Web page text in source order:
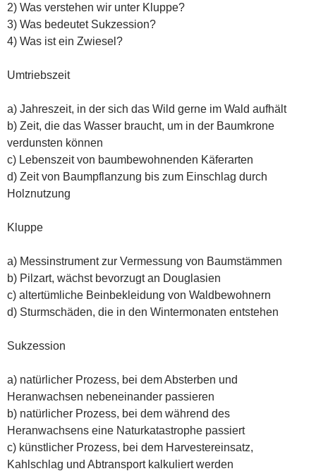
2) Was verstehen wir unter Kluppe?
3) Was bedeutet Sukzession?
4) Was ist ein Zwiesel?
Umtriebszeit
a) Jahreszeit, in der sich das Wild gerne im Wald aufhält
b) Zeit, die das Wasser braucht, um in der Baumkrone
verdunsten können
c) Lebenszeit von baumbewohnenden Käferarten
d) Zeit von Baumpflanzung bis zum Einschlag durch
Holznutzung
Kluppe
a) Messinstrument zur Vermessung von Baumstämmen
b) Pilzart, wächst bevorzugt an Douglasien
c) altertümliche Beinbekleidung von Waldbewohnern
d) Sturmschäden, die in den Wintermonaten entstehen
Sukzession
a) natürlicher Prozess, bei dem Absterben und
Heranwachsen nebeneinander passieren
b) natürlicher Prozess, bei dem während des
Heranwachsens eine Naturkatastrophe passiert
c) künstlicher Prozess, bei dem Harvestereinsatz,
Kahlschlag und Abtransport kalkuliert werden